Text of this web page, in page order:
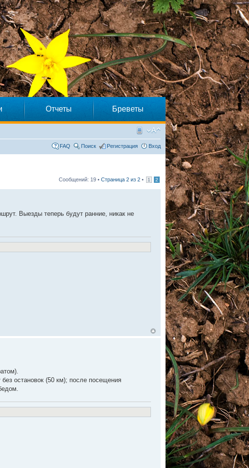
Отчеты Бреветы
FAQ Поиск Регистрация Вход
Сообщений: 19 • Страница 2 из 2 • 1 2
Выезды теперь будут ранние, никак не
остановок (50 км); после посещения